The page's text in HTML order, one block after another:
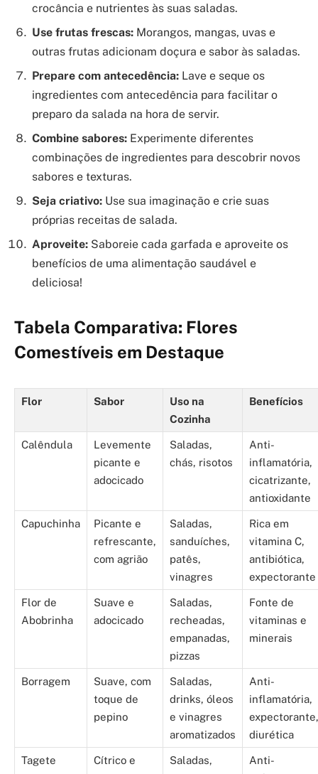
crocância e nutrientes às suas saladas.
Use frutas frescas: Morangos, mangas, uvas e
outras frutas adicionam doçura e sabor às saladas.
Prepare com antecedência: Lave e seque os
ingredientes com antecedência para facilitar o
preparo da salada na hora de servir.
Combine sabores: Experimente diferentes
combinações de ingredientes para descobrir novos
sabores e texturas.
Seja criativo: Use sua imaginação e crie suas
próprias receitas de salada.
Aproveite: Saboreie cada garfada e aproveite os
benefícios de uma alimentação saudável e
deliciosa!
Tabela Comparativa: Flores
Comestíveis em Destaque
Flor Sabor
Uso na
Cozinha
Benefícios
Calêndula
Levemente
picante e
adocicado
Saladas,
chás, risotos
Anti-
inflamatória,
cicatrizante,
antioxidante
Capuchinha
Picante e
refrescante,
com agrião
Saladas,
sanduíches,
patês,
vinagres
Rica em
vitamina C,
antibiótica,
expectorante
Flor de
Abobrinha
Suave e
adocicado
Saladas,
recheadas,
empanadas,
pizzas
Fonte de
vitaminas e
minerais
Borragem
Suave, com
toque de
pepino
Saladas,
drinks, óleos
e vinagres
aromatizados
Anti-
inflamatória,
expectorante,
diurética
Tagete
Cítrico e
Saladas,
Anti-